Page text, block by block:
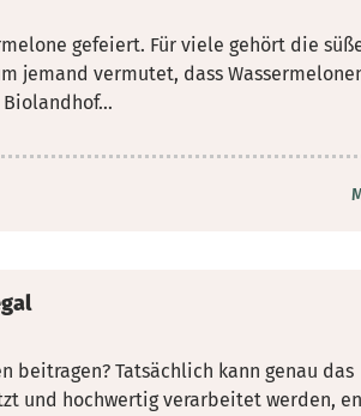
gefeiert. Für viele gehört die
jemand vermutet, dass
beitragen? Tatsächlich kann genau das
und hochwertig verarbeitet werden,